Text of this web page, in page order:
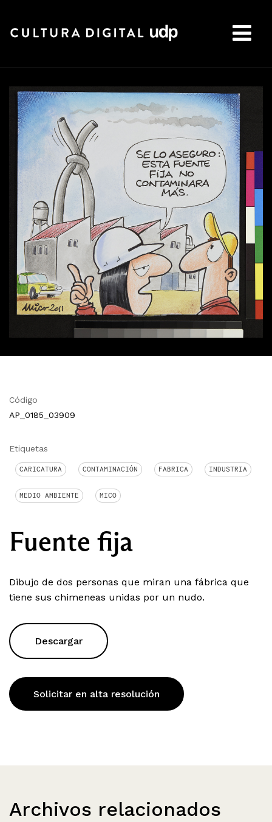
Código
AP_0185_03909
Etiquetas
CARICATURA CONTAMINACIÓN FABRICA INDUSTRIA
MEDIO AMBIENTE MICO
Fuente fija
Dibujo de dos personas que miran una fábrica que
tiene sus chimeneas unidas por un nudo.
Descargar
Solicitar en alta resolución
Archivos relacionados